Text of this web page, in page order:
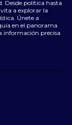
Desde política hasta
a explorar la
Únete a
en el panorama
información precisa